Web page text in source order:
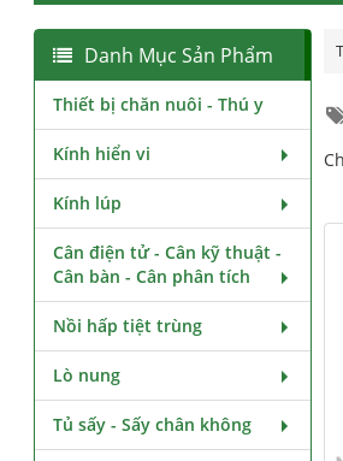
Danh Mục Sản Phẩm
Thiết bị chăn nuôi - Thú y
Kính hiển vi
Kính lúp
Cân điện tử - Cân kỹ thuật -
Cân bàn - Cân phân tích
Nồi hấp tiệt trùng
Lò nung
Tủ sấy - Sấy chân không